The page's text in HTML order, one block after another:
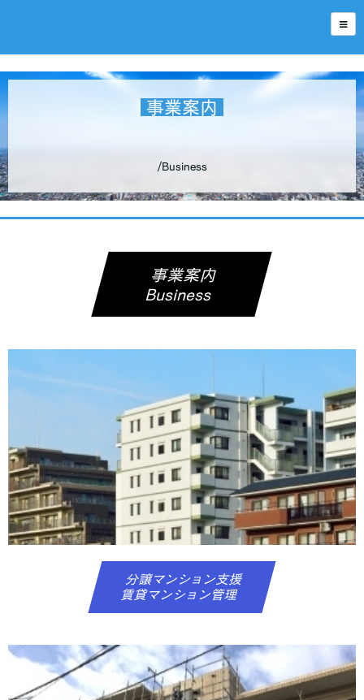
事業案内
/Business
事業案内
Business
分譲マンション支援
賃貸マンション管理